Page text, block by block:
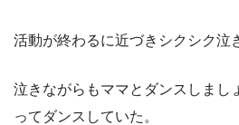
活動が終わるに近づきシクシク泣
泣きながらもママとダンスしまし
ってダンスしていた。